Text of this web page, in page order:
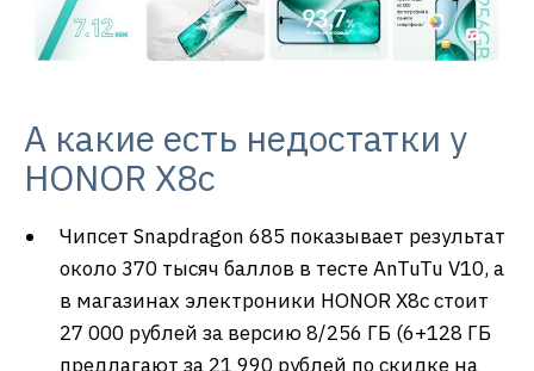
А какие есть недостатки у
HONOR X8c
Чипсет Snapdragon 685 показывает результат
около 370 тысяч баллов в тесте AnTuTu V10, а
в магазинах электроники HONOR X8c стоит
27 000 рублей за версию 8/256 ГБ (6+128 ГБ
предлагают за 21 990 рублей по скидке на